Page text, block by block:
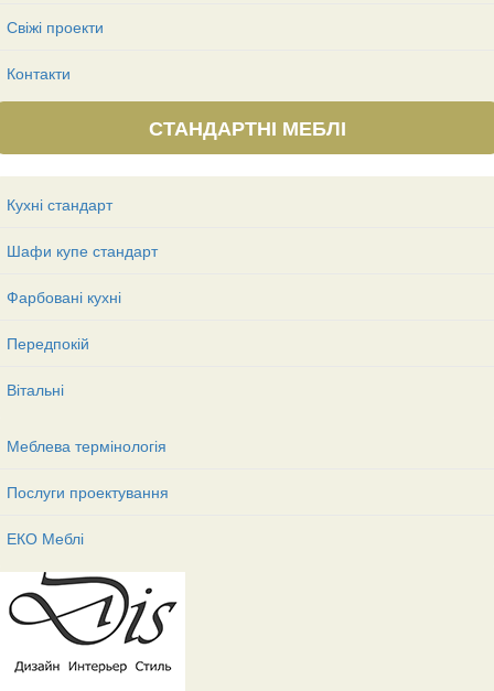
Свіжі проекти
Контакти
СТАНДАРТНІ МЕБЛІ
Кухні стандарт
Шафи купе стандарт
Фарбовані кухні
Передпокій
Вітальні
Меблева термінологія
Послуги проектування
ЕКО Меблі